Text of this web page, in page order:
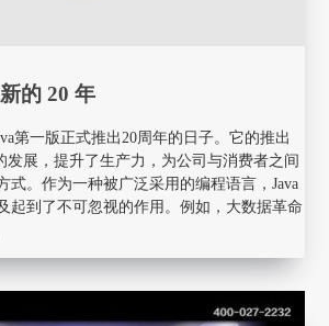
的 20 年
第一版正式推出20周年的日子。它的推出
发展，提升了生产力，为公司与消费者之间
式。作为一种被广泛采用的编程语言，Java
起到了不可忽视的作用。例如，大数据革命